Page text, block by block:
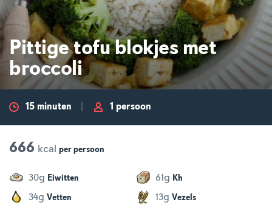
Pittige tofu blokjes met
broccoli
15 minuten 1 persoon
666 kcal per persoon
30g Eiwitten 61g Kh
34g Vetten 13g Vezels